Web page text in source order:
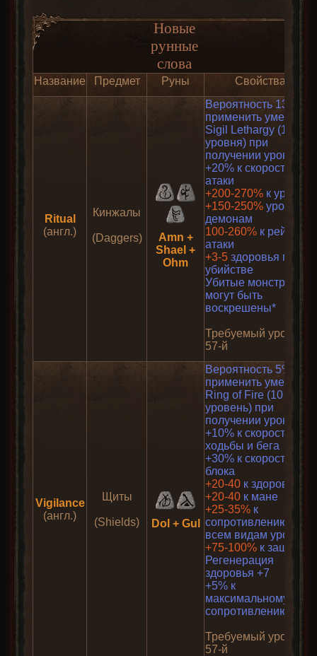
Новые
рунные
слова
Название Предмет Руны Свойства
Ritual
(англ.)
Кинжалы
(Daggers)
Amn +
Shael +
Ohm
Вероятность 13%
применить умение
Sigil Lethargy (1
уровня) при
получении урона
+20% к скорости
атаки
+200-270% к урону
+150-250% урона по
демонам
100-260% к рейтингу
атаки
+3-5 здоровья при
убийстве
Убитые монстры не
могут быть
воскрешены*
Требуемый уровень:
57-й
Vigilance
(англ.)
Щиты
(Shields) Dol + Gul
Вероятность 5%
применить умение
Ring of Fire (10
уровень) при
получении урона
+10% к скорости
ходьбы и бега
+30% к скорости
блока
+20-40 к здоровью
+20-40 к мане
+25-35% к
сопротивлению
всем видам урона
+75-100% к защите
Регенерация
здоровья +7
+5% к
максимальному
сопротивлению яду
Требуемый уровень:
57-й